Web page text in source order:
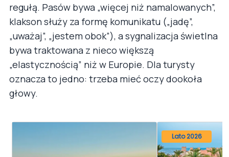
regułą. Pasów bywa „więcej niż namalowanych”,
klakson służy za formę komunikatu („jadę”,
„uważaj”, „jestem obok”), a sygnalizacja świetlna
bywa traktowana z nieco większą
„elastycznością” niż w Europie. Dla turysty
oznacza to jedno: trzeba mieć oczy dookoła
głowy.
Lato 2026